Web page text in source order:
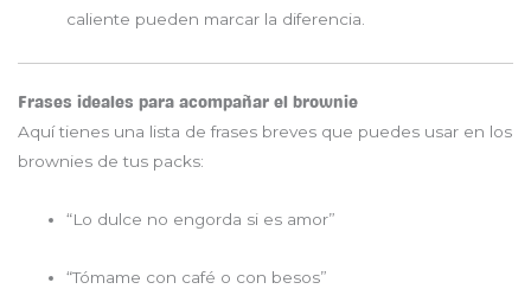
caliente pueden marcar la diferencia.
Frases ideales para acompañar el brownie
Aquí tienes una lista de frases breves que puedes usar en los
brownies de tus packs:
“Lo dulce no engorda si es amor”
“Tómame con café o con besos”